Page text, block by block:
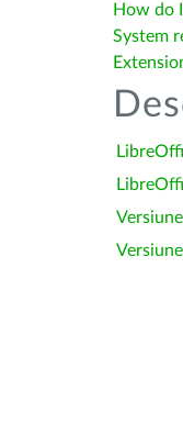
How do
System